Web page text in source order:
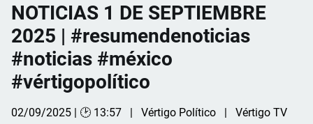
NOTICIAS 1 DE SEPTIEMBRE
2025 | #resumendenoticias
#noticias #méxico
#vértigopolítico
02/09/2025 | 🕑 13:57 Vértigo Político Vértigo TV